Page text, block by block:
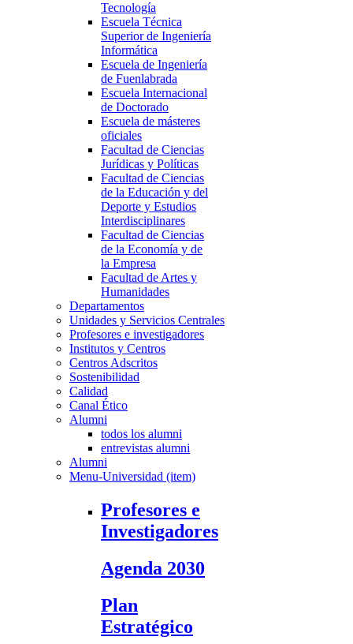
Tecnología
Escuela Técnica
Superior de Ingeniería
Informática
Escuela de Ingeniería
de Fuenlabrada
Escuela Internacional
de Doctorado
Escuela de másteres
oficiales
Facultad de Ciencias
Jurídicas y Políticas
Facultad de Ciencias
de la Educación y del
Deporte y Estudios
Interdisciplinares
Facultad de Ciencias
de la Economía y de
la Empresa
Facultad de Artes y
Humanidades
Departamentos
Unidades y Servicios Centrales
Profesores e investigadores
Institutos y Centros
Centros Adscritos
Sostenibilidad
Calidad
Canal Ético
Alumni
todos los alumni
entrevistas alumni
Alumni
Menu-Universidad (item)
Profesores e
Investigadores
Agenda 2030
Plan
Estratégico